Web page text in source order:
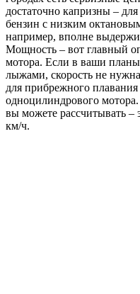
достаточно капризны – для
бензин с низким
например, вполне
Мощность – вот главный
мотора. Если в ваши
лыжами, скорость не
для прибрежного
одноцилиндрового
вы можете рассчитывать –
км/ч.